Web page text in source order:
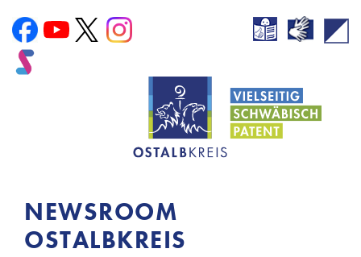
NEWSROOM
OSTALBKREIS